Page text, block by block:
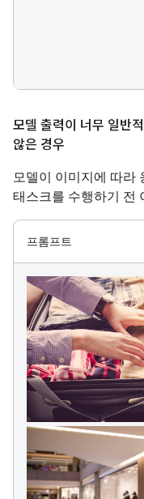
모델 출력이 너무 일반
않은 경우
모델이 이미지에 따라
태스크를 수행하기 전
프롬프트